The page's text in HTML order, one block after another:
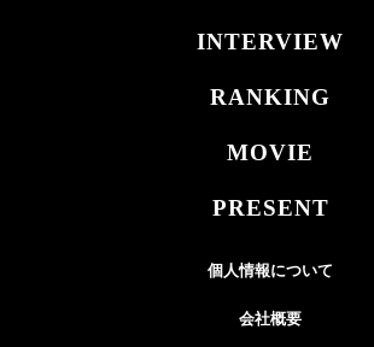
INTERVIEW
RANKING
MOVIE
PRESENT
個人情報について
会社概要